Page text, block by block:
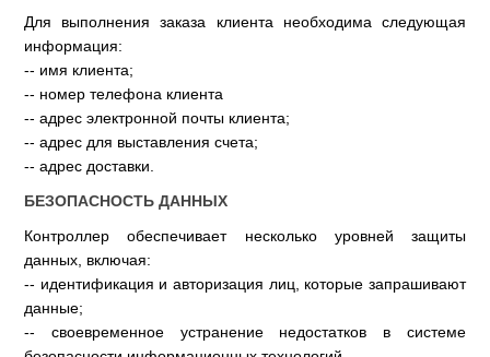
Для выполнения заказа клиента необходима следующая
информация:
-- имя клиента;
-- номер телефона клиента
-- адрес электронной почты клиента;
-- адрес для выставления счета;
-- адрес доставки.
БЕЗОПАСНОСТЬ ДАННЫХ
Контроллер обеспечивает несколько уровней защиты
данных, включая:
-- идентификация и авторизация лиц, которые запрашивают
данные;
-- своевременное устранение недостатков в системе